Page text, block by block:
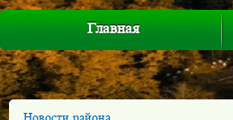
Главная